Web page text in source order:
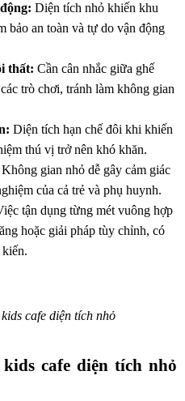
Diện tích nhỏ khiến khu
bảo an toàn và tự do vận động
thất: Cần cân nhắc giữa ghế
trò chơi, tránh làm không gian
Diện tích hạn chế đôi khi khiến
thú vị trở nên khó khăn.
Không gian nhỏ dễ gây cảm giác
của cả trẻ và phụ huynh.
tận dụng từng mét vuông hợp
hoặc giải pháp tùy chỉnh, có
cafe diện tích nhỏ
cafe diện tích nhỏ